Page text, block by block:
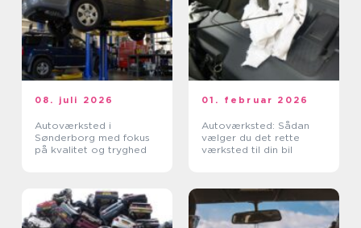
08. juli 2026
Autoværksted i
Sønderborg med fokus
på kvalitet og tryghed
01. februar 2026
Autoværksted: Sådan
vælger du det rette
værksted til din bil